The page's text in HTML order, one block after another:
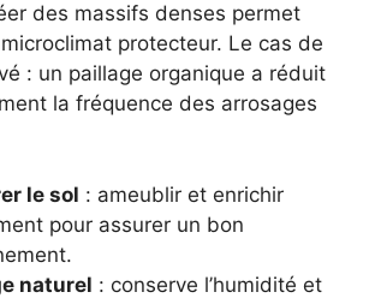
des massifs denses permet
microclimat protecteur. Le cas de
: un paillage organique a réduit
la fréquence des arrosages
le sol : ameublir et enrichir
pour assurer un bon
naturel : conserve l’humidité et